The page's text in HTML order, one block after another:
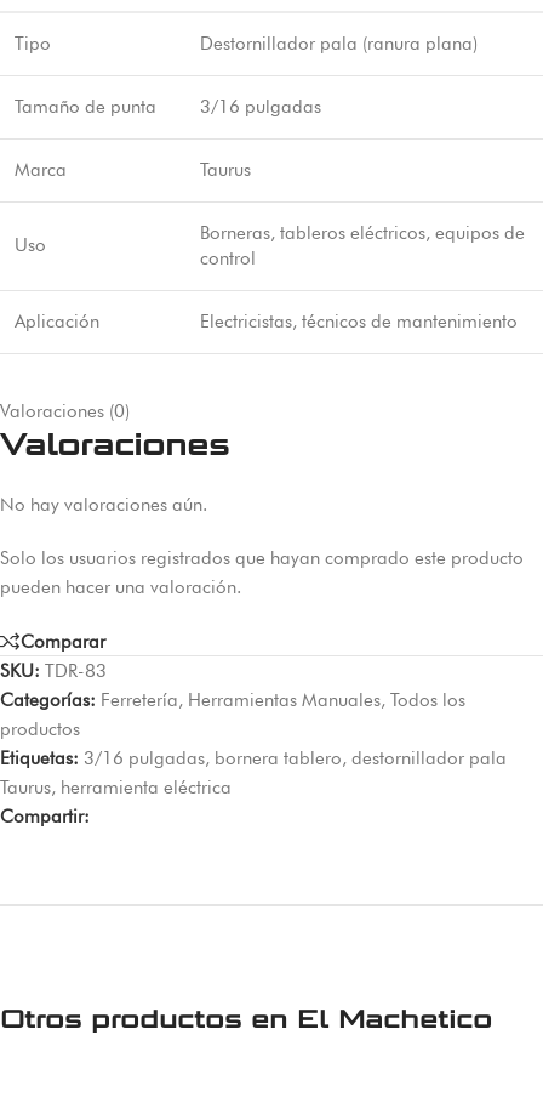
Tipo Destornillador pala (ranura plana)
Tamaño de punta 3/16 pulgadas
Marca Taurus
Uso
Borneras, tableros eléctricos, equipos de
control
Aplicación Electricistas, técnicos de mantenimiento
Valoraciones (0)
Valoraciones
No hay valoraciones aún.
Solo los usuarios registrados que hayan comprado este producto
pueden hacer una valoración.
Comparar
SKU: TDR-83
Categorías: Ferretería, Herramientas Manuales, Todos los
productos
Etiquetas: 3/16 pulgadas, bornera tablero, destornillador pala
Taurus, herramienta eléctrica
Compartir:
Otros productos en El Machetico